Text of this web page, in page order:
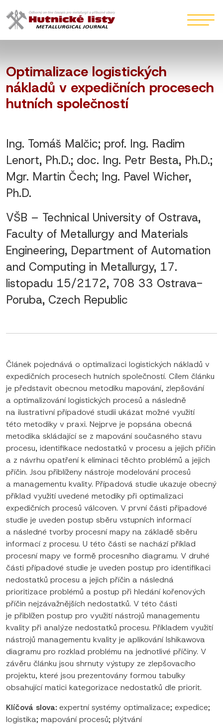
Optimalizace logistických
nákladů v expedičních procesech
hutních společností
Ing. Tomáš Malčic; prof. Ing. Radim
Lenort, Ph.D.; doc. Ing. Petr Besta, Ph.D.;
Mgr. Martin Čech; Ing. Pavel Wicher,
Ph.D.
VŠB – Technical University of Ostrava,
Faculty of Metallurgy and Materials
Engineering, Department of Automation
and Computing in Metallurgy, 17.
listopadu 15/2172, 708 33 Ostrava-
Poruba, Czech Republic
Článek pojednává o optimalizaci logistických nákladů v
expedičních procesech hutních společností. Cílem článku
je představit obecnou metodiku mapování, zlepšování
a optimalizování logistických procesů a následně
na ilustrativní případové studii ukázat možné využití
této metodiky v praxi. Nejprve je popsána obecná
metodika skládající se z mapování současného stavu
procesu, identifikace nedostatků v procesu a jejich příčin
a z návrhu opatření k eliminaci těchto problémů a jejich
příčin. Jsou přiblíženy nástroje modelování procesů
a managementu kvality. Případová studie ukazuje obecný
příklad využití uvedené metodiky při optimalizaci
expedičních procesů válcoven. V první části případové
studie je uveden postup sběru vstupních informací
a následné tvorby procesní mapy na základě sběru
informací z procesu. U této části se nachází příklad
procesní mapy ve formě procesního diagramu. V druhé
části případové studie je uveden postup pro identifikaci
nedostatků procesu a jejich příčin a následná
prioritizace problémů a postup při hledání kořenových
příčin nejzávažnějších nedostatků. V této části
je přiblížen postup pro využití nástrojů managementu
kvality při analýze nedostatků procesu. Příkladem využití
nástrojů managementu kvality je aplikování Ishikawova
diagramu pro rozklad problému na jednotlivé příčiny. V
závěru článku jsou shrnuty výstupy ze zlepšovacího
projektu, které jsou prezentovány formou tabulky
obsahující matici kategorizace nedostatků dle priorit.
Klíčová slova: expertní systémy optimalizace; expedice;
logistika; mapování procesů; plýtvání